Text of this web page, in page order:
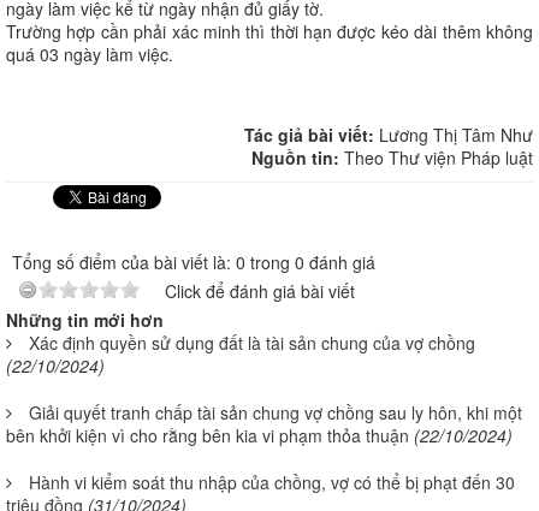
ngày làm việc kể từ ngày nhận đủ giấy tờ.
Trường hợp cần phải xác minh thì thời hạn được kéo dài thêm không
quá 03 ngày làm việc.
Tác giả bài viết: Lương Thị Tâm Như
Nguồn tin: Theo Thư viện Pháp luật
Tổng số điểm của bài viết là: 0 trong 0 đánh giá
Click để đánh giá bài viết
Những tin mới hơn
Xác định quyền sử dụng đất là tài sản chung của vợ chồng
(22/10/2024)
Giải quyết tranh chấp tài sản chung vợ chồng sau ly hôn, khi một
bên khởi kiện vì cho rằng bên kia vi phạm thỏa thuận (22/10/2024)
Hành vi kiểm soát thu nhập của chồng, vợ có thể bị phạt đến 30
triệu đồng (31/10/2024)